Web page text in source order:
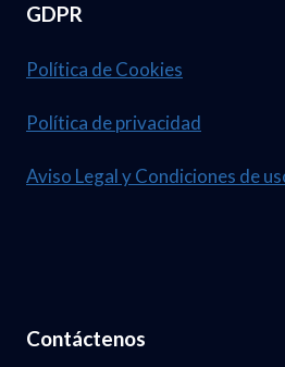
GDPR
Política de Cookies
Política de privacidad
Aviso Legal y Condiciones de
Contáctenos